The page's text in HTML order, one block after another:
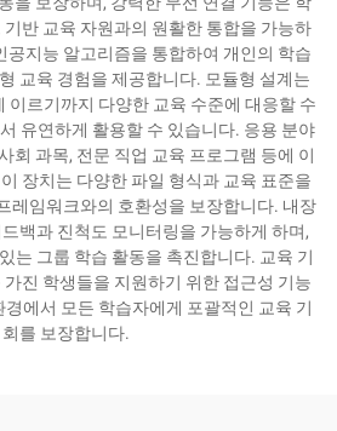
반 교육 자원과의 원활한 통합을 가능하
공지능 알고리즘을 통합하여 개인의 학습
교육 경험을 제공합니다. 모듈형 설계는
이르기까지 다양한 교육 수준에 대응할 수
유연하게 활용할 수 있습니다. 응용 분야
회 과목, 전문 직업 교육 프로그램 등에 이
장치는 다양한 파일 형식과 교육 표준을
레임워크와의 호환성을 보장합니다. 내장
백과 진척도 모니터링을 가능하게 하며,
는 그룹 학습 활동을 촉진합니다. 교육 기
진 학생들을 지원하기 위한 접근성 기능
경에서 모든 학습자에게 포괄적인 교육 기
회를 보장합니다.